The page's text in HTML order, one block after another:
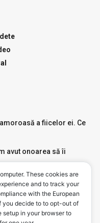
a fiicelor ei. Ce
avut onoarea să îi
nevoie de Ambulanță,
pățit
These cookies are
and to track your
with the European
you decide to to opt-out of
in your browser to